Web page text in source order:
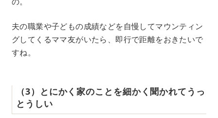
夫の職業や子どもの成績などを自慢してマウンティン
グしてくるママ友がいたら、即行で距離をおきたいで
すね。
（3）とにかく家のことを細かく聞かれてうっ
とうしい